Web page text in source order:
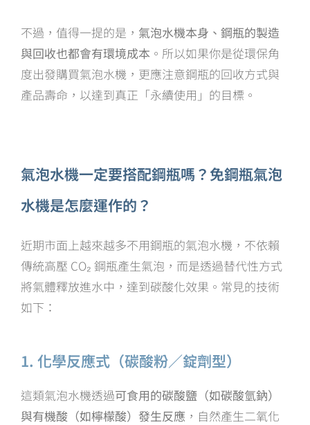
不過，值得一提的是， 氣泡水機本身、鋼瓶的製造
與回收也都會有環境成本 。所以如果你是從環保角
度出發購買氣泡水機，更應注意鋼瓶的回收方式與
產品壽命，以達到真正「永續使用」的目標。
氣泡水機一定要搭配鋼瓶嗎？免鋼瓶氣泡
水機是怎麼運作的？
近期市面上越來越多不用鋼瓶的氣泡水機，不依賴
傳統高壓 CO₂ 鋼瓶產生氣泡，而是透過替代性方式
將氣體釋放進水中，達到碳酸化效果。常見的技術
如下：
1. 化學反應式（碳酸粉／錠劑型）
這類氣泡水機透過可食用的碳酸鹽（如碳酸氫鈉）
與有機酸（如檸檬酸）發生反應 ，自然產生二氧化